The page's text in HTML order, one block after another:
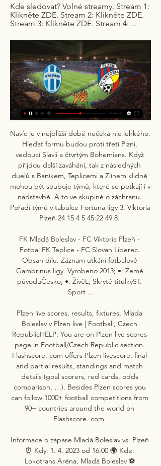
Kde sledovat? Volné streamy. Stream 1:
Klikněte ZDE. Stream 2: Klikněte ZDE.
Stream 3: Klikněte ZDE. Stream 4: ...
Navíc je v nejbližší době nečeká nic lehkého.
Hledat formu budou proti třetí Plzni,
vedoucí Slavii a čtvrtým Bohemians. Když
přijdou další zaváhání, tak z následných
duelů s Baníkem, Teplicemi a Zlínem klidně
mohou být souboje týmů, které se potkají i v
nadstavbě. A to ve skupině o záchranu.
Pořadí týmů v tabulce Fortuna ligy 3. Viktoria
Plzeň 24 15 4 5 45:22 49 8.
FK Mladá Boleslav - FC Viktoria Plzeň -
Fotbal FK Teplice - FC Slovan Liberec.
Obsah dílu. Záznam utkání fotbalové
Gambrinus ligy. Vyrobeno 2013; •; Země
původuČesko; •. ŽivěL; Skryté titulkyST.
Sport ...
Plzen live scores, results, fixtures, Mlada
Boleslav v Plzen live | Football, Czech
RepublicHELP: You are on Plzen live scores
page in Football/Czech Republic section.
Flashscore. com offers Plzen livescore, final
and partial results, standings and match
details (goal scorers, red cards, odds
comparison, …). Besides Plzen scores you
can follow 1000+ football competitions from
90+ countries around the world on
Flashscore. com.
Informace o zápase Mladá Boleslav vs. Plzeň
⏰ Kdy: 1. 4. 2023 od 16:00 🌍 Kde:
Lokotrans Aréna, Mladá Boleslav ⚽